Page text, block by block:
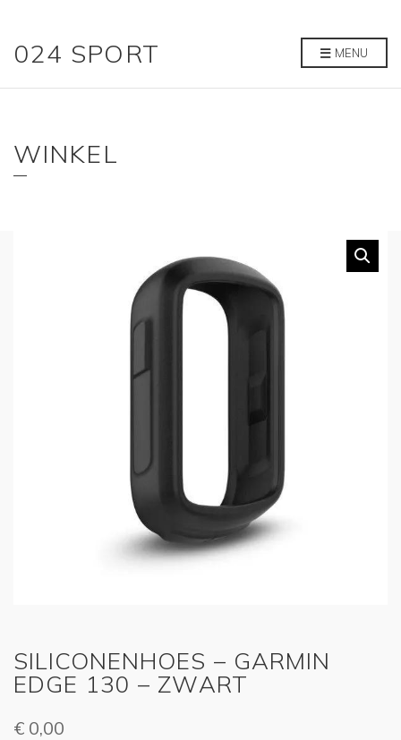
024 SPORT MENU
WINKEL
SILICONENHOES – GARMIN
EDGE 130 – ZWART
€ 0,00